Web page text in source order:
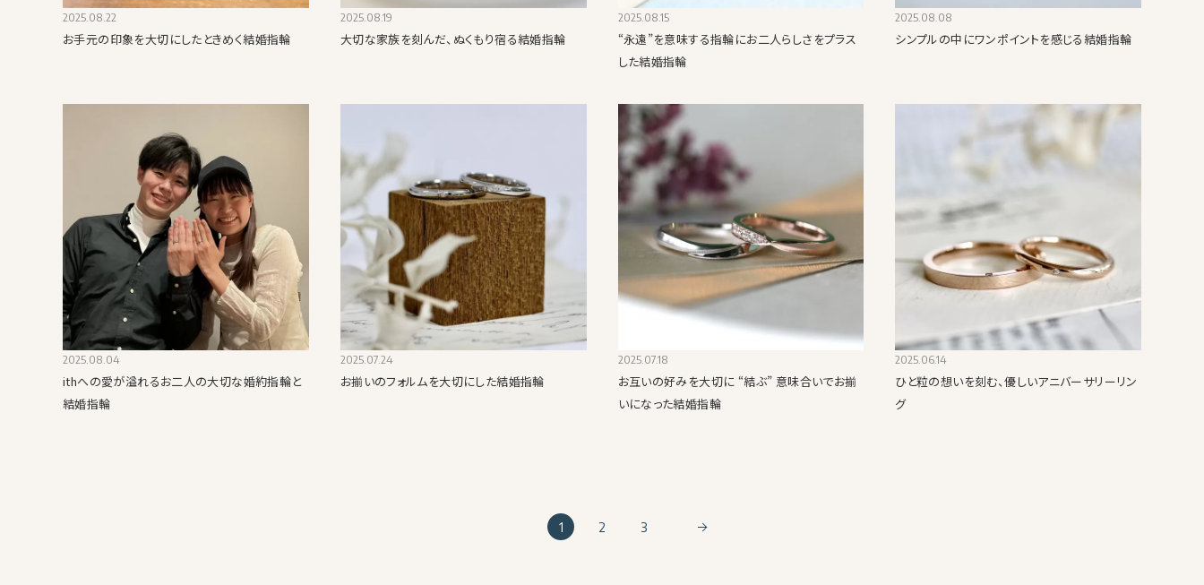
2025.08.22
お手元の印象を大切にしたときめく結婚指輪
2025.08.19
大切な家族を刻んだ、ぬくもり宿る結婚指輪
2025.08.15
“永遠”を意味する指輪にお二人らしさをプラス
した結婚指輪
2025.08.08
シンプルの中にワンポイントを感じる結婚指輪
2025.08.04
ithへの愛が溢れるお二人の大切な婚約指輪と
結婚指輪
2025.07.24
お揃いのフォルムを大切にした結婚指輪
2025.07.18
お互いの好みを大切に “結ぶ” 意味合いでお揃
いになった結婚指輪
2025.06.14
ひと粒の想いを刻む、優しいアニバーサリーリン
グ
1 2 3